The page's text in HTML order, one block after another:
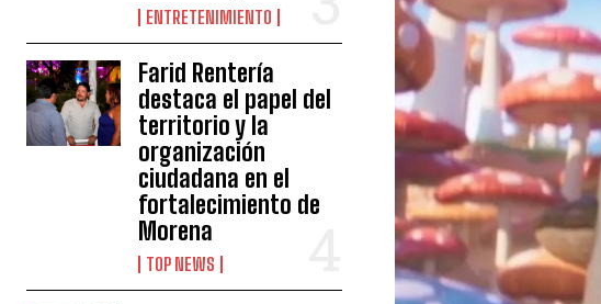
ENTRETENIMIENTO
Farid Rentería
destaca el papel del
territorio y la
organización
ciudadana en el
fortalecimiento de
Morena
TOP NEWS